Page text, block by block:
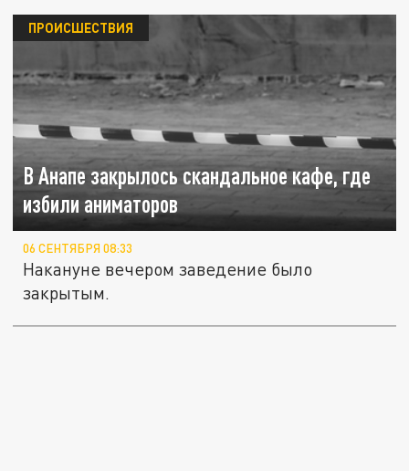
В Анапе закрылось скандальное кафе, где
избили аниматоров
ПРОИСШЕСТВИЯ
06 СЕНТЯБРЯ 08:33
Накануне вечером заведение было
закрытым.